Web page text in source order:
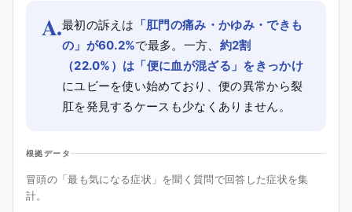
A.最初の訴えは 「肛門の痛み・かゆみ・できも
の」が60.2%で最多。一方、 約2割
（22.0%）は「便に血が混ざる」をきっかけ
にユビーを使い始めており、便の異常から裂
肛を発見するケースも少なくありません。
根拠データ
冒頭の「最も気になる症状」を聞く質問で回答した症状を集
計。